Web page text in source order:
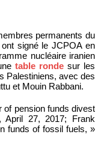
permanents du
signé le JCPOA en
nucléaire iranien
table ronde sur les
Palestiniens, avec des
et Mouin Rabbani.
of pension funds divest
April 27, 2017; Frank
funds of fossil fuels, »